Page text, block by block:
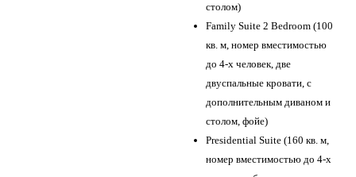
столом)
Family Suite 2 Bedroom (100
кв. м, номер вместимостью
до 4-х человек, две
двуспальные кровати, с
дополнительным диваном и
столом, фойе)
Presidential Suite (160 кв. м,
номер вместимостью до 4-х